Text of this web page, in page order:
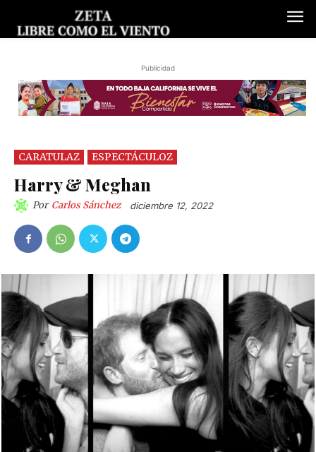
Publicidad
CARATULAZ ESPECTÁCULOZ
Harry & Meghan
Por Carlos Sánchez diciembre 12, 2022